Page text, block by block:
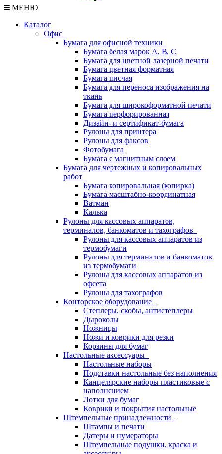
МЕНЮ
Каталог
Офис
Бумага для офисной техники
Бумага белая марок А, В, С
Бумага для цветной лазерной печати
Бумага цветная форматная
Бумага писчая
Бумага для переноса изображения на
ткань
Бумага для широкоформатной печати
Бумага перфорированная
Дизайн- и сертификат-бумага
Рулоны для принтера
Рулоны для факсов
Фотобумага
Бумага с магнитным слоем
Бумага для чертежных и копировальных
работ
Бумага копировальная (копирка)
Бумага масштабно-координатная
Ватман
Калька
Рулоны для кассовых аппаратов,
терминалов, банкоматов и тахографов
Рулоны для кассовых аппаратов из
термобумаги
Рулоны для терминалов и банкоматов
из термобумаги
Рулоны для кассовых аппаратов из
офсета
Рулоны для тахографов
Конторское оборудование
Степлеры, скобы, антистеплеры
Дыроколы
Ножницы
Ножи и коврики для резки
Корзины для бумаг
Настольные аксессуары
Настольные наборы
Подставки настольные без наполнения
Канцелярские наборы пластиковые с
наполнением
Лотки для бумаг
Коврики и покрытия настольные
Штемпельные принадлежности
Штампы и печати
Датеры и нумераторы
Штемпельные подушки, краска и